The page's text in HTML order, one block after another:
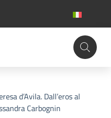
d’Avila. Dall’eros al
Carbognin